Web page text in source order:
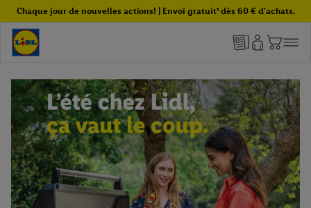
Chaque jour de nouvelles actions! | Envoi gratuit¹ dès 60 € d'achats.